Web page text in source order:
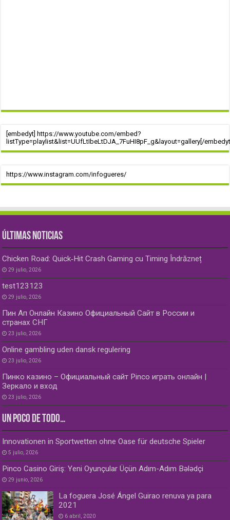
[embedyt] https://www.youtube.com/embed?
listType=playlist&list=UUfLtIbeLtDJA_7FuHI8pF_g&layout=gallery[/
https://www.instagram.com/infogueres/
ÚLTIMAS NOTICIAS
Chicken Road: Quick‑Hit Crash Gaming cu Timing Îndrăzneț
29 julio, 2026
test123123
29 julio, 2026
Пин Ап Онлайн Казино Официальный Сайт в России и
странах СНГ
23 julio, 2026
Online gambling uden dansk regulering
23 julio, 2026
Пинко казино – Официальный сайт Pinco играть онлайн |
Зеркало и вход
23 julio, 2026
UN POCO DE TODO…
Innovationen in Sportwetten ohne Oase für deutsche Spieler
5 julio, 2026
Pinco Casino Giriş: Yeni Oyunçular Üçün Adım-Adım Bələdçi
29 junio, 2026
La foguera José Ángel Guirao renuva ya para
2021
6 abril, 2020